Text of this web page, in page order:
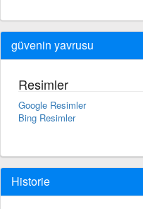
güvenin yavrusu
Resimler
Google Resimler
Bing Resimler
Historie